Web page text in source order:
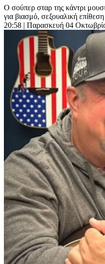
Ο σούπερ σταρ της κάντρι
για βιασμό, σεξουαλική
20:58 | Παρασκευή 04